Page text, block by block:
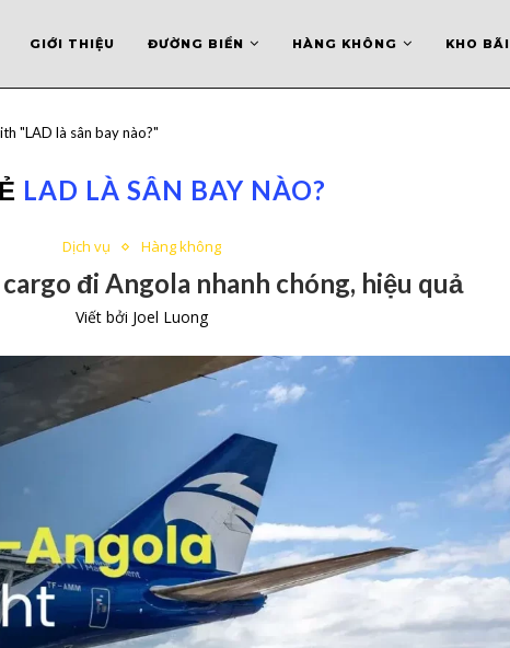
GIỚI THIỆU ĐƯỜNG BIỂN HÀNG KHÔNG KHO BÃI
"LAD là sân bay nào?"
LAD LÀ SÂN BAY NÀO?
Dịch vụ Hàng không
đi Angola nhanh chóng, hiệu quả
Viết bởi Joel Luong